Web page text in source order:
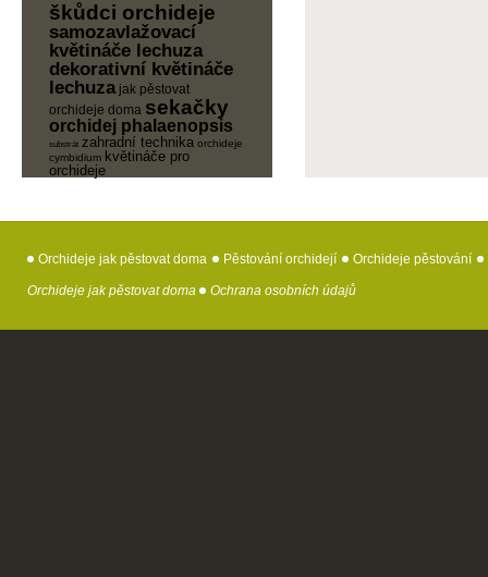
škůdci orchideje
samozavlažovací
květináče lechuza
dekorativní květináče
lechuza jak pěstovat
orchideje doma sekačky
orchidej phalaenopsis
substrát zahradní technika orchideje
cymbidium květináče pro
orchideje
Orchideje jak pěstovat doma Pěstování orchidejí Orchideje pěstování
Orchideje jak pěstovat doma Ochrana osobních údajů